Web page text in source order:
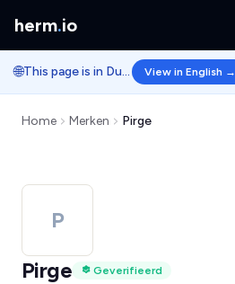
herm.io
🌐 This page is in Dutch. View in English →
Home Merken Pirge
P
Pirge
Geverifieerd